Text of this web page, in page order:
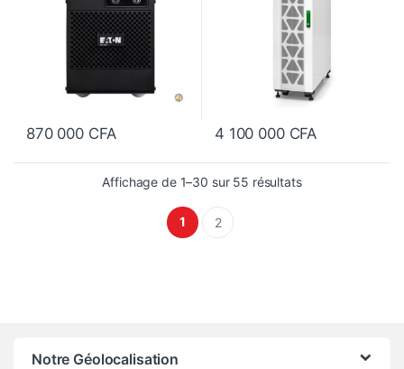
870 000 CFA 4 100 000 CFA
Affichage de 1–30 sur 55 résultatsTrié du plus
1 2
Notre Géolocalisation